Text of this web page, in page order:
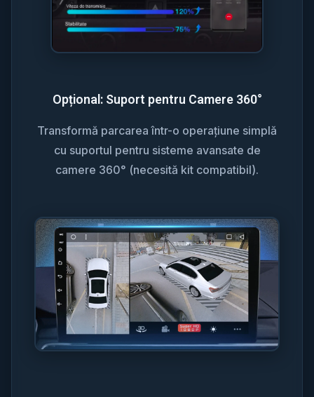
Opțional: Suport pentru Camere 360°
Transformă parcarea într-o operațiune simplă
cu suportul pentru sisteme avansate de
camere 360° (necesită kit compatibil).